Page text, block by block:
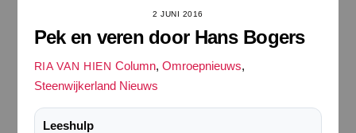
2 JUNI 2016
Pek en veren door Hans Bogers
RIA VAN HIEN Column, Omroepnieuws,
Steenwijkerland Nieuws
Leeshulp